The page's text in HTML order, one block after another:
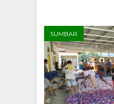
SUMBAR